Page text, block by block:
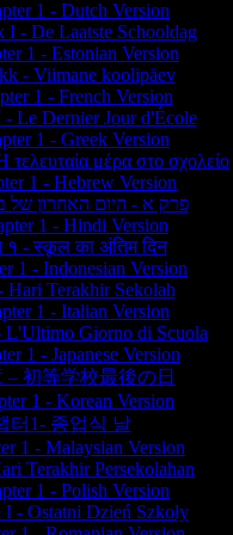
I - De Laatste Schooldag
- Viimane koolipäev
- Le Dernier Jour d'École
τελευταία μέρα στο σχολείο
פרק א - היום האחרון של
१ - स्कूल का अंतिम दिन
Hari Terakhir Sekolah
L'Ultimo Giorno di Scuola
– 初等学校最後の日
터1- 종업식 날
Terakhir Persekolahan
I - Ostatni Dzień Szkoły